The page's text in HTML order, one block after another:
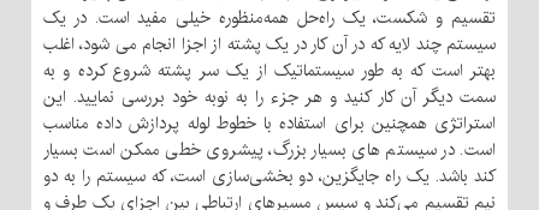
تقسیم و شکست، یک راه‌حل همه‌منظوره خیلی مفید است. در یک
سیستم چند لایه که در آن کار در یک پشته از اجزا انجام می شود، اغلب
بهتر است که به طور سیستماتیک از یک سر پشته شروع کرده و به
سمت دیگر آن کار کنید و هر جزء را به نوبه خود بررسی نمایید. این
استراتژی همچنین برای استفاده با خطوط لوله پردازش داده مناسب
است. در سیستم های بسیار بزرگ، پیشروی خطی ممکن است بسیار
کند باشد. یک راه جایگزین، دو بخشی‌سازی است، که سیستم را به دو
نیم تقسیم می‌کند و سپس مسیرهای ارتباطی بین اجزای یک طرف و